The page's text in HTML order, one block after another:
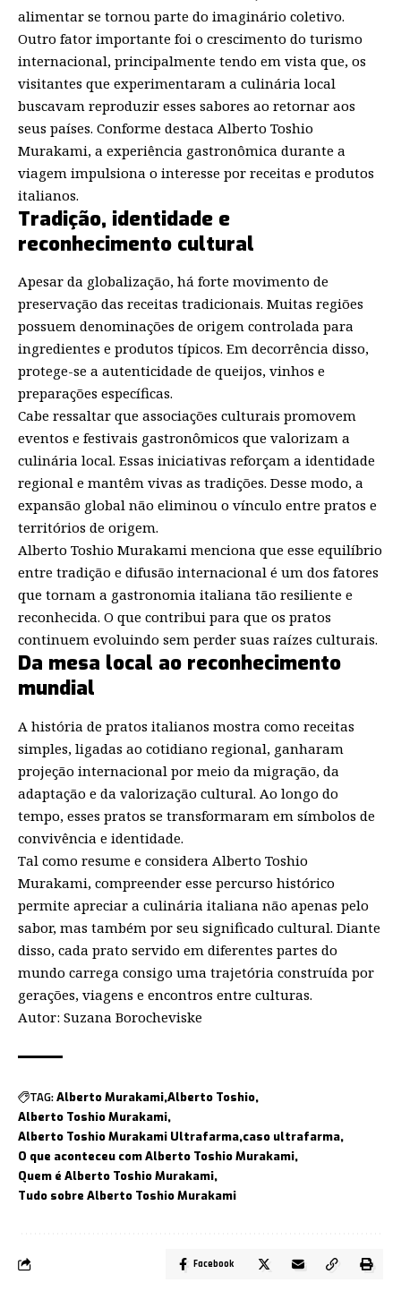
alimentar se tornou parte do imaginário coletivo.
Outro fator importante foi o crescimento do turismo
internacional, principalmente tendo em vista que, os
visitantes que experimentaram a culinária local
buscavam reproduzir esses sabores ao retornar aos
seus países. Conforme destaca Alberto Toshio
Murakami, a experiência gastronômica durante a
viagem impulsiona o interesse por receitas e produtos
italianos.
Tradição, identidade e
reconhecimento cultural
Apesar da globalização, há forte movimento de
preservação das receitas tradicionais. Muitas regiões
possuem denominações de origem controlada para
ingredientes e produtos típicos. Em decorrência disso,
protege-se a autenticidade de queijos, vinhos e
preparações específicas.
Cabe ressaltar que associações culturais promovem
eventos e festivais gastronômicos que valorizam a
culinária local. Essas iniciativas reforçam a identidade
regional e mantêm vivas as tradições. Desse modo, a
expansão global não eliminou o vínculo entre pratos e
territórios de origem.
Alberto Toshio Murakami menciona que esse equilíbrio
entre tradição e difusão internacional é um dos fatores
que tornam a gastronomia italiana tão resiliente e
reconhecida. O que contribui para que os pratos
continuem evoluindo sem perder suas raízes culturais.
Da mesa local ao reconhecimento
mundial
A história de pratos italianos mostra como receitas
simples, ligadas ao cotidiano regional, ganharam
projeção internacional por meio da migração, da
adaptação e da valorização cultural. Ao longo do
tempo, esses pratos se transformaram em símbolos de
convivência e identidade.
Tal como resume e considera Alberto Toshio
Murakami, compreender esse percurso histórico
permite apreciar a culinária italiana não apenas pelo
sabor, mas também por seu significado cultural. Diante
disso, cada prato servido em diferentes partes do
mundo carrega consigo uma trajetória construída por
gerações, viagens e encontros entre culturas.
Autor: Suzana Borocheviske
TAG:Alberto Murakami Alberto Toshio
Alberto Toshio Murakami
Alberto Toshio Murakami Ultrafarma caso ultrafarma
O que aconteceu com Alberto Toshio Murakami
Quem é Alberto Toshio Murakami
Tudo sobre Alberto Toshio Murakami
Facebook